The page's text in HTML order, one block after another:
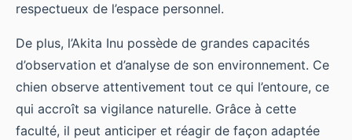
respectueux de l’espace personnel.
De plus, l’Akita Inu possède de grandes capacités
d’observation et d’analyse de son environnement. Ce
chien observe attentivement tout ce qui l’entoure, ce
qui accroît sa vigilance naturelle. Grâce à cette
faculté, il peut anticiper et réagir de façon adaptée